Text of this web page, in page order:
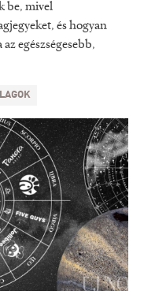
be, mivel
és hogyan
egészségesebb,